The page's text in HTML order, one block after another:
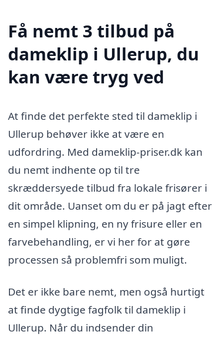
Få nemt 3 tilbud på
dameklip i Ullerup, du
kan være tryg ved
At finde det perfekte sted til dameklip i
Ullerup behøver ikke at være en
udfordring. Med dameklip-priser.dk kan
du nemt indhente op til tre
skræddersyede tilbud fra lokale frisører i
dit område. Uanset om du er på jagt efter
en simpel klipning, en ny frisure eller en
farvebehandling, er vi her for at gøre
processen så problemfri som muligt.
Det er ikke bare nemt, men også hurtigt
at finde dygtige fagfolk til dameklip i
Ullerup. Når du indsender din